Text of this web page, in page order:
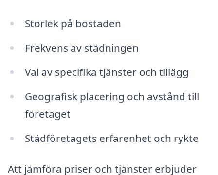
Storlek på bostaden
Frekvens av städningen
Val av specifika tjänster och tillägg
Geografisk placering och avstånd till
företaget
Städföretagets erfarenhet och rykte
Att jämföra priser och tjänster erbjuder